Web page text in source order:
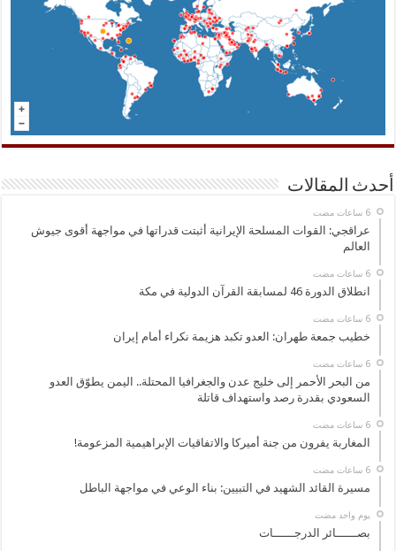
أحدث المقالات
‏6 ساعات مضت
عراقجي: القوات المسلحة الإيرانية أثبتت قدراتها في مواجهة أقوى جيوش
العالم
‏6 ساعات مضت
انطلاق الدورة 46 لمسابقة القرآن الدولية في مكة
‏6 ساعات مضت
خطيب جمعة طهران: العدو تكبد هزيمة نكراء أمام إيران
‏6 ساعات مضت
من البحر الأحمر إلى خليج عدن والجغرافيا المحتلة.. اليمن يطوّق العدو
السعودي بقدرة رصد واستهداف قاتلة
‏6 ساعات مضت
المغاربة يفرون من جنة أميركا والاتفاقيات الإبراهيمية المزعومة!
‏6 ساعات مضت
مسيرة القائد الشهيد في التبيين: بناء الوعي في مواجهة الباطل
‏يوم واحد مضت
بصــــــائر الدرجــــــات